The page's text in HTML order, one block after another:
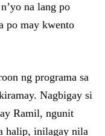
na lang po
po may kwento
ng programa sa
Nagbigay si
Ramil, ngunit
halip, inilagay nila